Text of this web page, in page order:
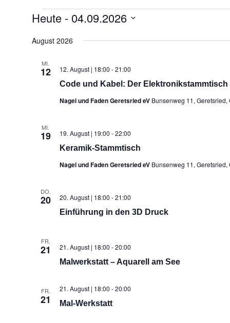
Veranstaltungen
Heute - 04.09.2026
wählen.
August 2026
MI.
12 12. August | 18:00 -21:00
Code und Kabel: Der Elektronikstammtisch
Nagel und Faden Geretsried eV Bunsenweg 11, Geretsried,
MI.
19 19. August | 19:00 -22:00
Keramik-Stammtisch
Nagel und Faden Geretsried eV Bunsenweg 11, Geretsried,
DO.
20 20. August | 18:00 -21:00
Einführung in den 3D Druck
FR.
21 21. August | 18:00 -20:00
Malwerkstatt – Aquarell am See
FR.
21
21. August | 18:00 -20:00
Mal-Werkstatt